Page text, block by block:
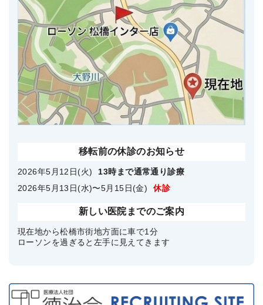
移転前の休診のお知らせ
2026年5月12日(火)
13時まで通常通り診療
2026年5月13日(水)〜5月15日(金)
休診
新しい医院までのご案内
現在地から松橋市街地方面に車で1分
ローソンを過ぎると左手に見えてきます